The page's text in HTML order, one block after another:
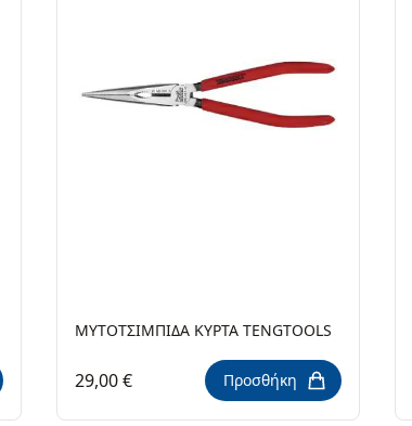
ΜΥΤΟΤΣΙΜΠΙΔΑ ΚΥΡΤΑ TENGTOOLS
29,00 € Προσθήκη